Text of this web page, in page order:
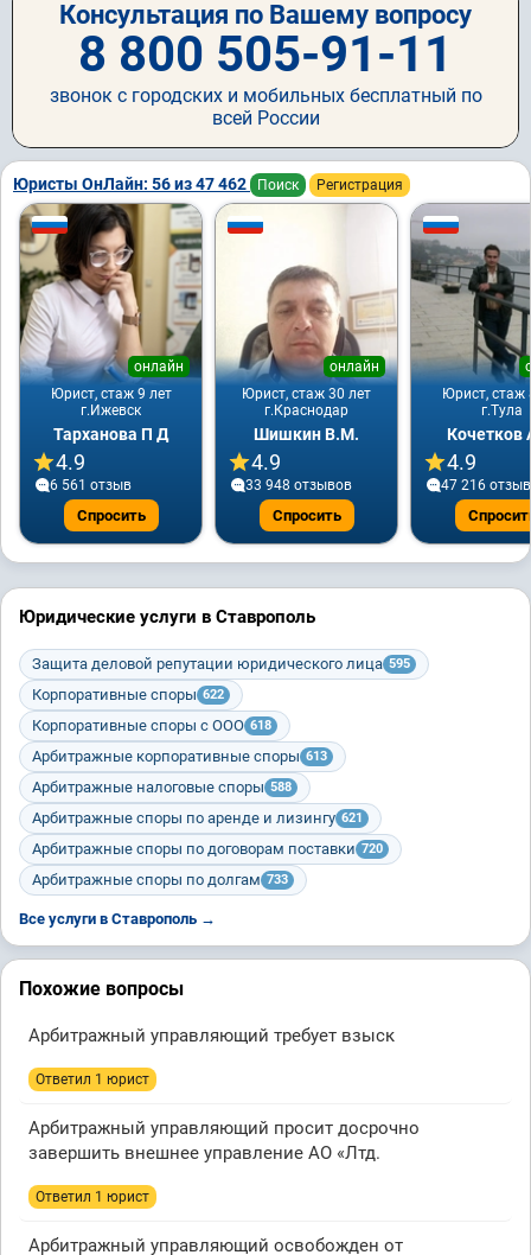
Консультация по Вашему вопросу
8 800 505-91-11
звонок с городских и мобильных бесплатный по
всей России
Юристы ОнЛайн: 56 из 47 462 Поиск Регистрация
Юрист, стаж 9 лет
онлайн
г.Ижевск
Тарханова П Д
4.9
6 561 отзыв
Спросить
Юрист, стаж 30 лет
онлайн
г.Краснодар
Шишкин В.М.
4.9
33 948 отзывов
Спросить
Юрист, стаж
г.Тула
Кочетков
4.9
47 216
Юридические услуги в Ставрополь
Защита деловой репутации юридического лица 595
Корпоративные споры 622
Корпоративные споры с ООО 618
Арбитражные корпоративные споры 613
Арбитражные налоговые споры 588
Арбитражные споры по аренде и лизингу 621
Арбитражные споры по договорам поставки 720
Арбитражные споры по долгам 733
Все услуги в Ставрополь →
Похожие вопросы
Арбитражный управляющий требует взыск
Ответил 1 юрист
Арбитражный управляющий просит досрочно
завершить внешнее управление АО «Лтд.
Ответил 1 юрист
Арбитражный управляющий освобожден от